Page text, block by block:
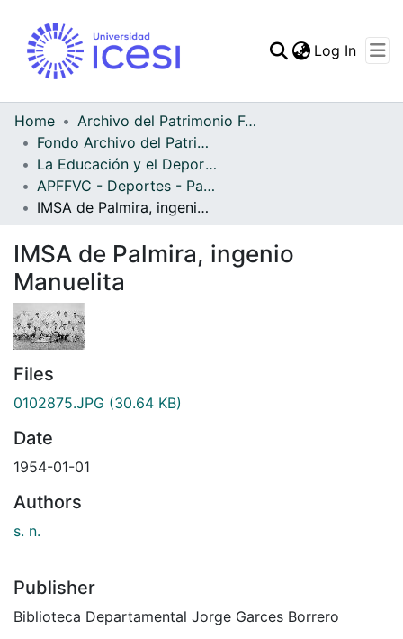
Log In
Home
Archivo del Patrimonio Fotográfico y Fílmico del Valle del Cauca
Fondo Archivo del Patrimonio Fotográfico y Fílmico del Valle del Cauca
La Educación y el Deporte
APFFVC - Deportes - Patrimonial
IMSA de Palmira, ingenio Manuelita
IMSA de Palmira, ingenio
Manuelita
Files
0102875.JPG (30.64 KB)
Date
1954-01-01
Authors
s. n.
Publisher
Biblioteca Departamental Jorge Garces Borrero